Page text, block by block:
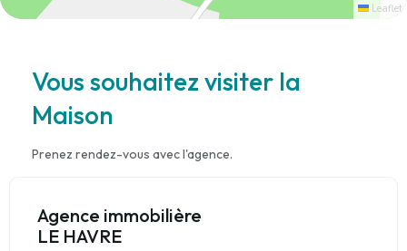
Leaflet
Vous souhaitez visiter la
Maison
Prenez rendez-vous avec l'agence.
Agence immobilière
LE HAVRE